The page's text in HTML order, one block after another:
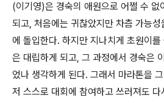
(이기영)은 경숙의 애원으로 어쩔 수 없
되고, 처음에는 귀찮았지만 차츰 가능
에 돌입한다. 하지만 지나치게 초원이
은 대립하게 되고, 그 과정에서 경숙은
었나 생각하게 된다. 그래서 마라톤을
저 스스로 대회에 참여하고 쓰러져도